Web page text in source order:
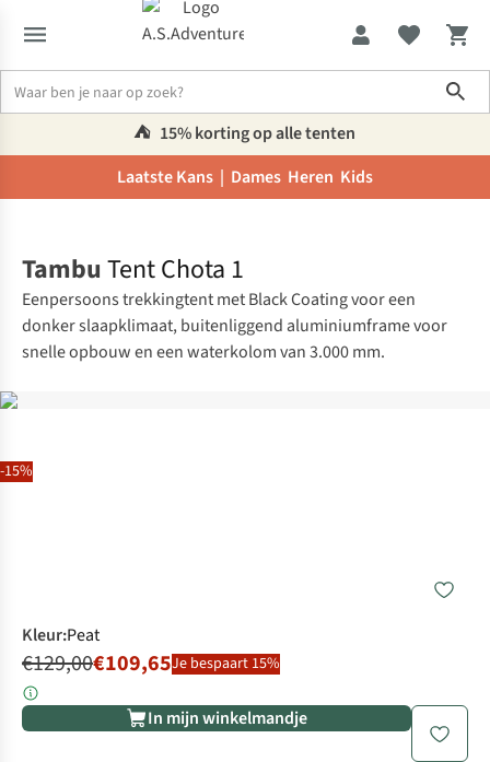
⛺️ 15% korting op alle tenten
Laatste Kans | Dames Heren Kids
-15%
Tambu Tent Chota 1
Eenpersoons trekkingtent met Black Coating voor een
donker slaapklimaat, buitenliggend aluminiumframe voor
snelle opbouw en een waterkolom van 3.000 mm.
Kleur:Peat
€129,00€109,65Je bespaart 15%
In mijn winkelmandje